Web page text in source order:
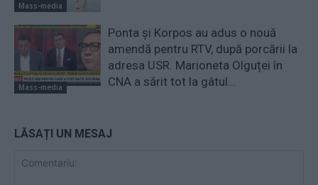
Mass-media
Mass-media
Ponta și Korpos au adus o nouă
amendă pentru RTV, după porcării la
adresa USR. Marioneta Olguței în
CNA a sărit tot la gâtul...
LĂSAȚI UN MESAJ